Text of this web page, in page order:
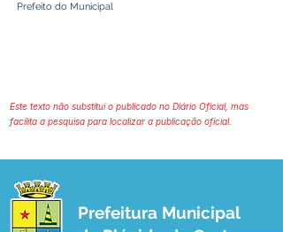
Prefeito do Municipal
Este texto não substitui o publicado no Diário Oficial, mas
facilita a pesquisa para localizar a publicação oficial.
Prefeitura Municipal